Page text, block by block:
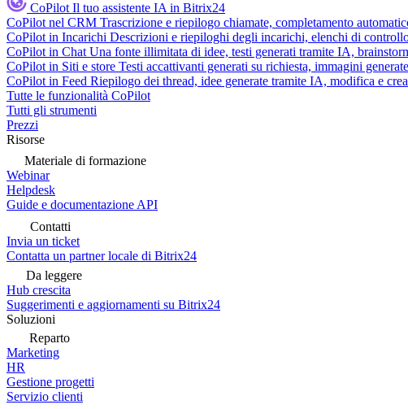
CoPilot Il tuo assistente IA in Bitrix24
CoPilot nel CRM Trascrizione e riepilogo chiamate, completamento
CoPilot in Incarichi Descrizioni e riepiloghi degli incarichi, elenchi di
CoPilot in Chat Una fonte illimitata di idee, testi generati tramite IA,
CoPilot in Siti e store Testi accattivanti generati su richiesta, immagini
CoPilot in Feed Riepilogo dei thread, idee generate tramite IA, modifica e
Tutte le funzionalità CoPilot
Tutti gli strumenti
Prezzi
Risorse
Materiale di formazione
Webinar
Helpdesk
Guide e documentazione API
Contatti
Invia un ticket
Contatta un partner locale di Bitrix24
Da leggere
Hub crescita
Suggerimenti e aggiornamenti su Bitrix24
Soluzioni
Reparto
Marketing
HR
Gestione progetti
Servizio clienti